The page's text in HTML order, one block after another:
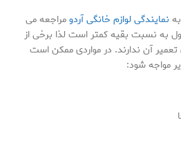
نمایندگی لوازم خانگی آردومراجعه می
به نسبت بقیه کمتر است لذا برخی از
تعمیر آن ندارند. در مواردی ممکن است
مواجه شود: